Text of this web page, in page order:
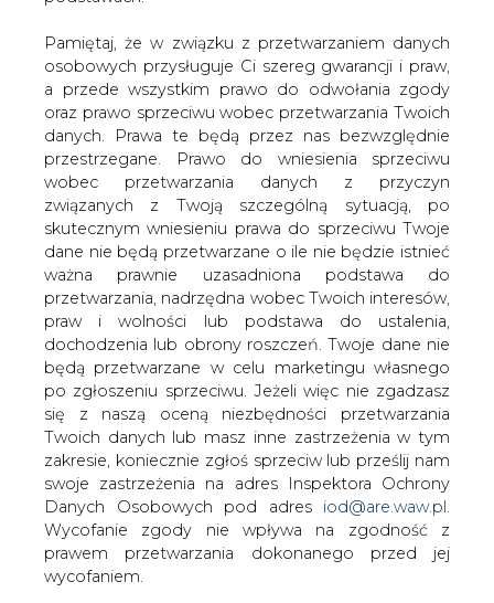
Pamiętaj, że w związku z przetwarzaniem danych
osobowych przysługuje Ci szereg gwarancji i praw,
a przede wszystkim prawo do odwołania zgody
oraz prawo sprzeciwu wobec przetwarzania Twoich
danych. Prawa te będą przez nas bezwzględnie
przestrzegane. Prawo do wniesienia sprzeciwu
wobec przetwarzania danych z przyczyn
związanych z Twoją szczególną sytuacją, po
skutecznym wniesieniu prawa do sprzeciwu Twoje
dane nie będą przetwarzane o ile nie będzie istnieć
ważna prawnie uzasadniona podstawa do
przetwarzania, nadrzędna wobec Twoich interesów,
praw i wolności lub podstawa do ustalenia,
dochodzenia lub obrony roszczeń. Twoje dane nie
będą przetwarzane w celu marketingu własnego
po zgłoszeniu sprzeciwu. Jeżeli więc nie zgadzasz
się z naszą oceną niezbędności przetwarzania
Twoich danych lub masz inne zastrzeżenia w tym
zakresie, koniecznie zgłoś sprzeciw lub prześlij nam
swoje zastrzeżenia na adres Inspektora Ochrony
Danych Osobowych pod adres iod@are.waw.pl
Wycofanie zgody nie wpływa na zgodność z
prawem przetwarzania dokonanego przed jej
wycofaniem.
tematów, o których teraz mówi
rynek
2026-08-06 18:00
Bartosz Krysta odchodzi z Zarządu Enea i
wchodzi do Zarządu Polimex Mostostal